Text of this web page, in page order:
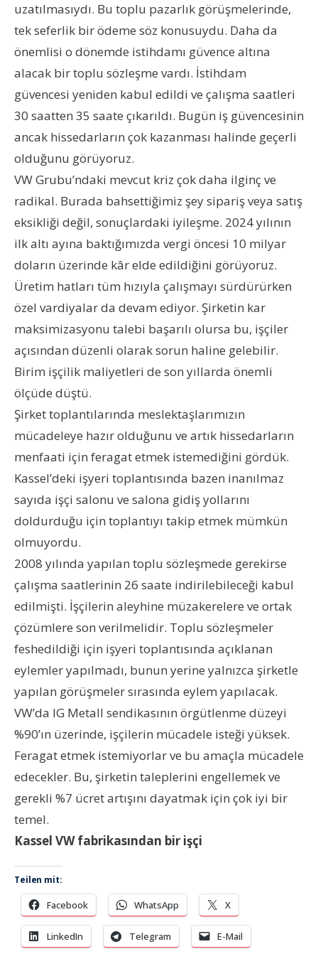
uzatılmasıydı. Bu toplu pazarlık görüşmelerinde,
tek seferlik bir ödeme söz konusuydu. Daha da
önemlisi o dönemde istihdamı güvence altına
alacak bir toplu sözleşme vardı. İstihdam
güvencesi yeniden kabul edildi ve çalışma saatleri
30 saatten 35 saate çıkarıldı. Bugün iş güvencesinin
ancak hissedarların çok kazanması halinde geçerli
olduğunu görüyoruz.
VW Grubu’ndaki mevcut kriz çok daha ilginç ve
radikal. Burada bahsettiğimiz şey sipariş veya satış
eksikliği değil, sonuçlardaki iyileşme. 2024 yılının
ilk altı ayına baktığımızda vergi öncesi 10 milyar
doların üzerinde kâr elde edildiğini görüyoruz.
Üretim hatları tüm hızıyla çalışmayı sürdürürken
özel vardiyalar da devam ediyor. Şirketin kar
maksimizasyonu talebi başarılı olursa bu, işçiler
açısından düzenli olarak sorun haline gelebilir.
Birim işçilik maliyetleri de son yıllarda önemli
ölçüde düştü.
Şirket toplantılarında meslektaşlarımızın
mücadeleye hazır olduğunu ve artık hissedarların
menfaati için feragat etmek istemediğini gördük.
Kassel’deki işyeri toplantısında bazen inanılmaz
sayıda işçi salonu ve salona gidiş yollarını
doldurduğu için toplantıyı takip etmek mümkün
olmuyordu.
2008 yılında yapılan toplu sözleşmede gerekirse
çalışma saatlerinin 26 saate indirilebileceği kabul
edilmişti. İşçilerin aleyhine müzakerelere ve ortak
çözümlere son verilmelidir. Toplu sözleşmeler
feshedildiği için işyeri toplantısında açıklanan
eylemler yapılmadı, bunun yerine yalnızca şirketle
yapılan görüşmeler sırasında eylem yapılacak.
VW’da IG Metall sendikasının örgütlenme düzeyi
%90’ın üzerinde, işçilerin mücadele isteği yüksek.
Feragat etmek istemiyorlar ve bu amaçla mücadele
edecekler. Bu, şirketin taleplerini engellemek ve
gerekli %7 ücret artışını dayatmak için çok iyi bir
temel.
Kassel VW fabrikasından bir işçi
Teilen mit:
Facebook WhatsApp X
LinkedIn Telegram E-Mail